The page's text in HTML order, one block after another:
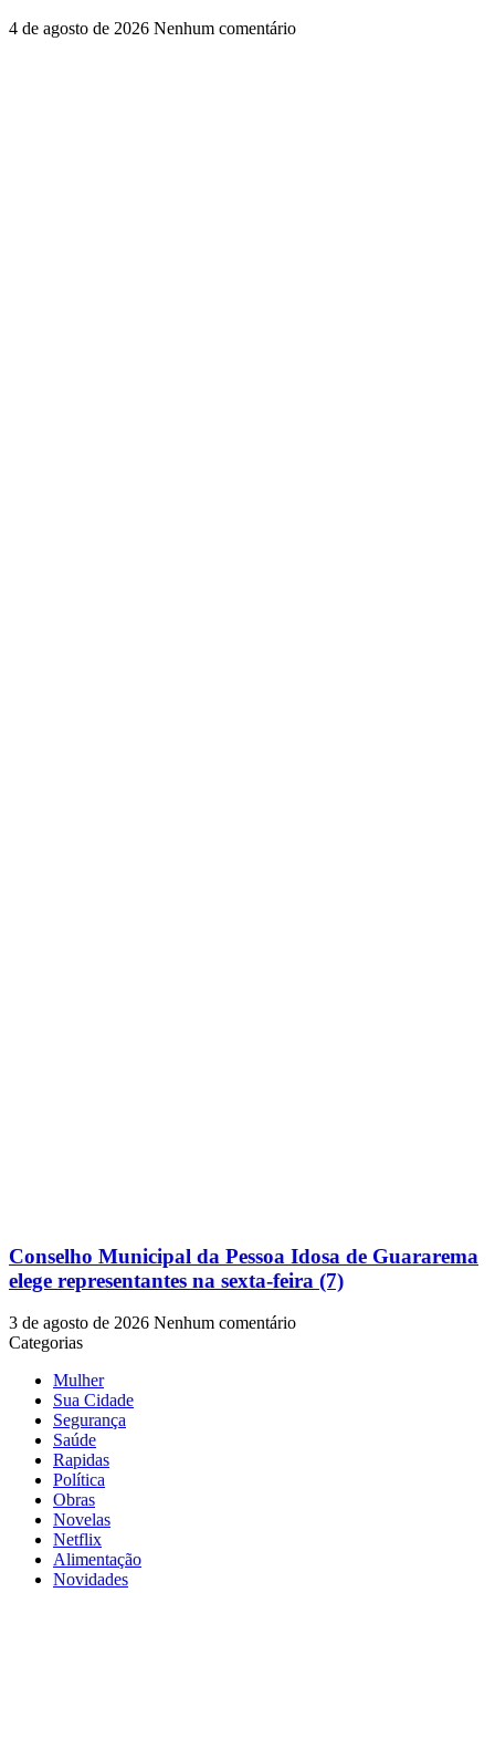
4 de agosto de 2026 Nenhum comentário
Conselho Municipal da Pessoa Idosa de Guararema
elege representantes na sexta-feira (7)
3 de agosto de 2026 Nenhum comentário
Categorias
Mulher
Sua Cidade
Segurança
Saúde
Rapidas
Política
Obras
Novelas
Netflix
Alimentação
Novidades